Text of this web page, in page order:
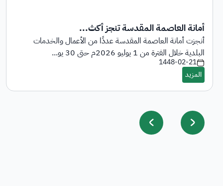
أمانة العاصمة المقدسة تنجز أكث...
أنجزت أمانة العاصمة المقدسة عددًا من الأعمال والخدمات
البلدية خلال الفترة من 1 يوليو 2026م حتى 30 يو...
1448-02-21